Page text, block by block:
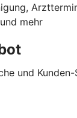
mehr
und